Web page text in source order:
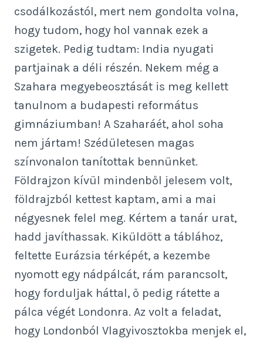
csodálkozástól, mert nem gondolta volna,
hogy tudom, hogy hol vannak ezek a
szigetek. Pedig tudtam: India nyugati
partjainak a déli részén. Nekem még a
Szahara megyebeosztását is meg kellett
tanulnom a budapesti református
gimnáziumban! A Szaharáét, ahol soha
nem jártam! Szédületesen magas
színvonalon tanítottak bennünket.
Földrajzon kívül mindenből jelesem volt,
földrajzból kettest kaptam, ami a mai
négyesnek felel meg. Kértem a tanár urat,
hadd javíthassak. Kiküldött a táblához,
feltette Eurázsia térképét, a kezembe
nyomott egy nádpálcát, rám parancsolt,
hogy forduljak háttal, ő pedig rátette a
pálca végét Londonra. Az volt a feladat,
hogy Londonból Vlagyivosztokba menjek el,